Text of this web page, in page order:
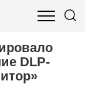
И ФИНАНСЫ
DLP-